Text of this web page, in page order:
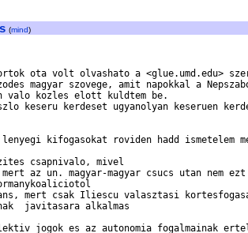
(mind)
magyar szovege, amit napokkal a
valo kozles elott kuldtem be.
javitasara alkalmas